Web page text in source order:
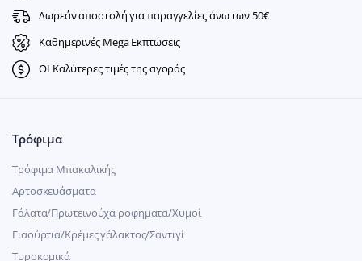
Δωρεάν αποστολή για παραγγελίες άνω των 50€
Καθημερινές Mega Εκπτώσεις
ΟΙ Καλύτερες τιμές της αγοράς
Τρόφιμα
Τρόφιμα Μπακαλικής
Αρτοσκευάσματα
Γάλατα/Πρωτεινούχα ροφηματα/Χυμοί
Γιαούρτια/Κρέμες γάλακτος/Σαντιγί
Τυροκομικά